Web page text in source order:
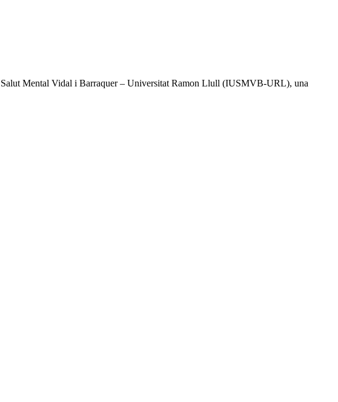
Salut Mental Vidal i Barraquer – Universitat Ramon Llull (IUSMVB-URL), una